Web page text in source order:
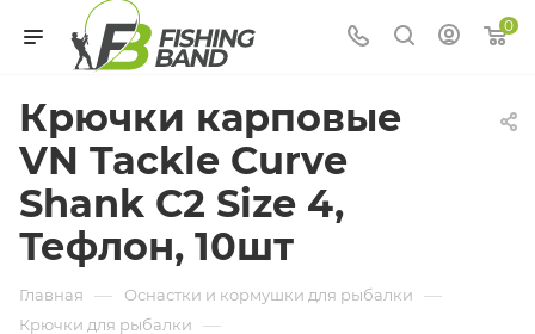
0
Крючки карповые
VN Tackle Curve
Shank C2 Size 4,
Тефлон, 10шт
Главная — Оснастки и кормушки для рыбалки —
Крючки для рыбалки —